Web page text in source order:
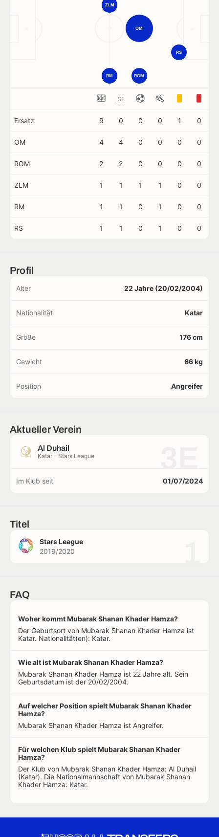
OM
ROM
ZLM
RM
RS
SE
Ersatz 9 0 0 0 1 0
OM 4 4 0 0 0 0
ROM 2 2 0 0 0 0
ZLM 1 1 1 1 0 0
RM 1 1 0 1 0 0
RS 1 1 0 1 0 0
Profil
Alter 22 Jahre (20/02/2004)
Nationalität Katar
Größe 176 cm
Gewicht 66 kg
Position Angreifer
Aktueller Verein
Al Duhail
Katar – Stars League
Im Klub seit 01/07/2024
Titel
Stars League
2019/2020
FAQ
Woher kommt Mubarak Shanan Khader Hamza?
Der Geburtsort von Mubarak Shanan Khader Hamza ist
Katar. Nationalität(en): Katar.
Wie alt ist Mubarak Shanan Khader Hamza?
Mubarak Shanan Khader Hamza ist 22 Jahre alt. Sein
Geburtsdatum ist der 20/02/2004.
Auf welcher Position spielt Mubarak Shanan Khader
Hamza?
Mubarak Shanan Khader Hamza ist Angreifer.
Für welchen Klub spielt Mubarak Shanan Khader
Hamza?
Der Klub von Mubarak Shanan Khader Hamza: Al Duhail
(Katar). Die Nationalmannschaft von Mubarak Shanan
Khader Hamza: Katar.